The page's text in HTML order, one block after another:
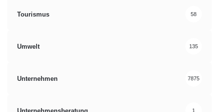
Tourismus 58
Umwelt 135
Unternehmen 7875
1